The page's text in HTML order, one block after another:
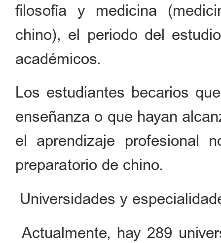
filosofía y medicina
chino), el periodo del
académicos.
Los estudiantes becarios
enseñanza o que hayan
el aprendizaje profesional
preparatorio de chino.
Universidades y
Actualmente, hay 289